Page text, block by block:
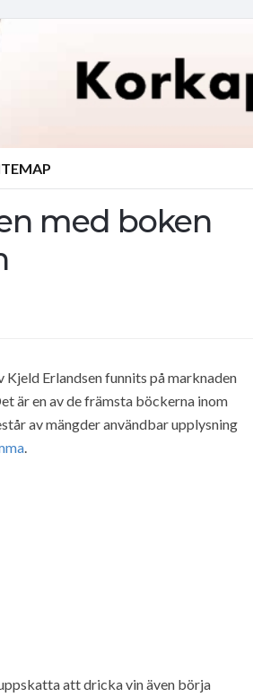
med boken
Erlandsen funnits på marknaden
är en av de främsta böckerna inom
av mängder användbar upplysning
.
att dricka vin även börja